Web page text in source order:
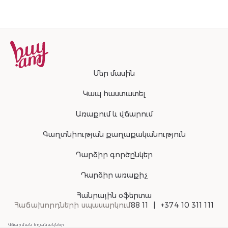
Մեր մասին
Կապ հաստատել
Առաքում և վճարում
Գաղտնիության քաղաքականություն
Դարձիր գործընկեր
Դարձիր առաքիչ
Հանրային օֆերտա
Հաճախորդների սպասարկում88 11 +374 10 311 111
Վճարման եղանակներ